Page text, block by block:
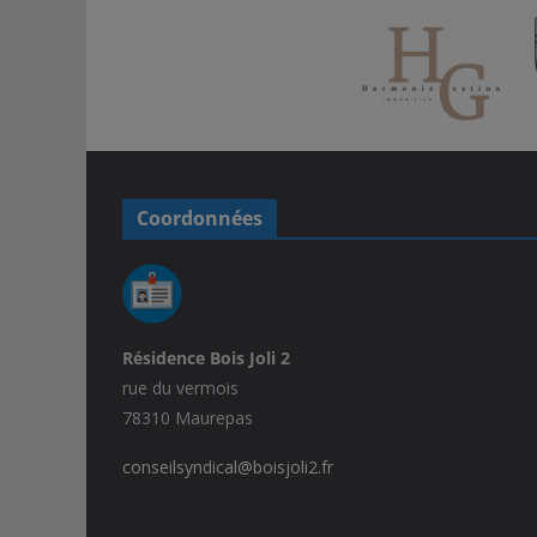
Coordonnées
Résidence Bois Joli 2
rue du vermois
78310 Maurepas
conseilsyndical@boisjoli2.fr